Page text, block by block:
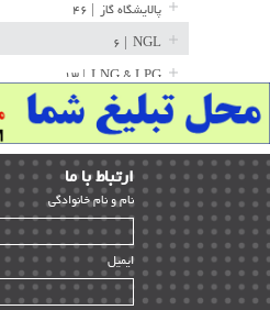
پالایشگاه گاز
NGL
LNG & LPG | ۱۳
خط لوله | ۳۶
مخازن ذخیره | ۱۵
پتروشیمی | ۱۴
بازرسی و QC | ۱۵
HSE | ۳۹
ساخت و نصب | ۱۲
ارﺗﺒﺎط ﺑﺎ ما
ﻧﺎم و ﻧﺎم ﺧﺎﻧﻮادﮔﻰ
ایمیل